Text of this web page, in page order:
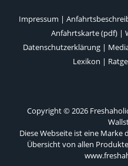
Impressum |
Anfahrtskarte (pdf) |
Datenschutzerklärung |
Lexikon |
Copyright © 2026
Diese Webseite ist eine Marke
Übersicht von allen